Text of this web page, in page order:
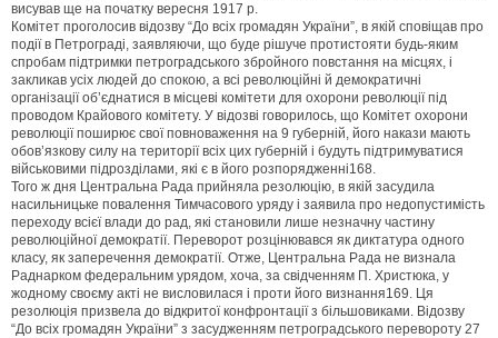
висував ще на початку вересня 1917 р.
Комітет проголосив відозву “До всіх громадян України”, в якій сповіщав про
події в Петрограді, заявляючи, що буде рішуче протистояти будь-яким
спробам підтримки петроградського збройного повстання на місцях, і
закликав усіх людей до спокою, а всі революційні й демократичні
організації об’єднатися в місцеві комітети для охорони революції під
проводом Крайового комітету. У відозві говорилось, що Комітет охорони
революції поширює свої повноваження на 9 губерній, його накази мають
обов’язкову силу на території всіх цих губерній і будуть підтримуватися
військовими підрозділами, які є в його розпорядженні168.
Того ж дня Центральна Рада прийняла резолюцію, в якій засудила
насильницьке повалення Тимчасового уряду і заявила про недопустимість
переходу всієї влади до рад, які становили лише незначну частину
революційної демократії. Переворот розцінювався як диктатура одного
класу, як заперечення демократії. Отже, Центральна Рада не визнала
Раднарком федеральним урядом, хоча, за свідченням П. Христюка, у
жодному своєму акті не висловилася і проти його визнання169. Ця
резолюція призвела до відкритої конфронтації з більшовиками. Відозву
“До всіх громадян України” з засудженням петроградського перевороту 27